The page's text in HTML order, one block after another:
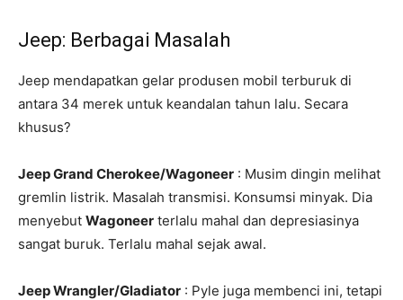
Jeep: Berbagai Masalah
Jeep mendapatkan gelar produsen mobil terburuk di
antara 34 merek untuk keandalan tahun lalu. Secara
khusus?
Jeep Grand Cherokee/Wagoneer : Musim dingin melihat
gremlin listrik. Masalah transmisi. Konsumsi minyak. Dia
menyebut Wagoneer terlalu mahal dan depresiasinya
sangat buruk. Terlalu mahal sejak awal.
Jeep Wrangler/Gladiator : Pyle juga membenci ini, tetapi